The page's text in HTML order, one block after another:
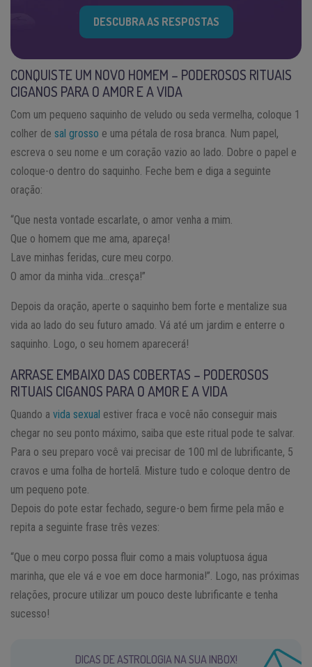
DESCUBRA AS RESPOSTAS
CONQUISTE UM NOVO HOMEM – PODEROSOS RITUAIS
CIGANOS PARA O AMOR E A VIDA
Com um pequeno saquinho de veludo ou seda vermelha, coloque 1
colher de sal grosso e uma pétala de rosa branca. Num papel,
escreva o seu nome e um coração vazio ao lado. Dobre o papel e
coloque-o dentro do saquinho. Feche bem e diga a seguinte
oração:
“Que nesta vontade escarlate, o amor venha a mim.
Que o homem que me ama, apareça!
Lave minhas feridas, cure meu corpo.
O amor da minha vida…cresça!”
Depois da oração, aperte o saquinho bem forte e mentalize sua
vida ao lado do seu futuro amado. Vá até um jardim e enterre o
saquinho. Logo, o seu homem aparecerá!
ARRASE EMBAIXO DAS COBERTAS – PODEROSOS
RITUAIS CIGANOS PARA O AMOR E A VIDA
Quando a vida sexual estiver fraca e você não conseguir mais
chegar no seu ponto máximo, saiba que este ritual pode te salvar.
Para o seu preparo você vai precisar de 100 ml de lubrificante, 5
cravos e uma folha de hortelã. Misture tudo e coloque dentro de
um pequeno pote.
Depois do pote estar fechado, segure-o bem firme pela mão e
repita a seguinte frase três vezes:
“Que o meu corpo possa fluir como a mais voluptuosa água
marinha, que ele vá e voe em doce harmonia!”. Logo, nas próximas
relações, procure utilizar um pouco deste lubrificante e tenha
sucesso!
DICAS DE ASTROLOGIA NA SUA INBOX!